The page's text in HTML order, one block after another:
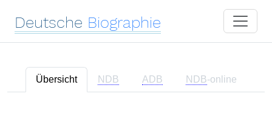
Deutsche Biographie
Übersicht NDB ADB NDB-online